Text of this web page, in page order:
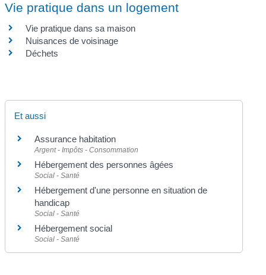
Vie pratique dans un logement
Vie pratique dans sa maison
Nuisances de voisinage
Déchets
Et aussi
Assurance habitation
Argent - Impôts - Consommation
Hébergement des personnes âgées
Social - Santé
Hébergement d'une personne en situation de
handicap
Social - Santé
Hébergement social
Social - Santé